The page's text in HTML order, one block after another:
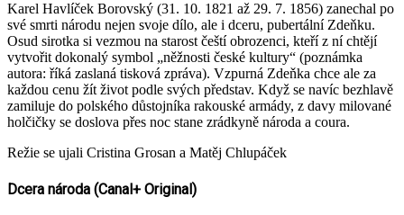
Karel Havlíček Borovský (31. 10. 1821 až 29. 7. 1856) zanechal po
své smrti národu nejen svoje dílo, ale i dceru, pubertální Zdeňku.
Osud sirotka si vezmou na starost čeští obrozenci, kteří z ní chtějí
vytvořit dokonalý symbol „něžnosti české kultury“ (poznámka
autora: říká zaslaná tisková zpráva). Vzpurná Zdeňka chce ale za
každou cenu žít život podle svých představ. Když se navíc bezhlavě
zamiluje do polského důstojníka rakouské armády, z davy milované
holčičky se doslova přes noc stane zrádkyně národa a coura.
Režie se ujali Cristina Grosan a Matěj Chlupáček
Dcera národa (Canal+ Original)